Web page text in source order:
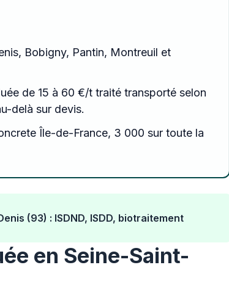
Bobigny, Pantin, Montreuil et
de 15 à 60 €/t traité transporté selon
delà sur devis.
Île-de-France, 3 000 sur toute la
(93) : ISDND, ISDD, biotraitement
en Seine-Saint-